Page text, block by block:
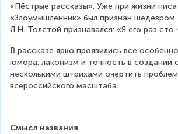
«Пёстрые рассказы». Уже при жизни
«Злоумышленник» был признан
Л.Н. Толстой признавался: «Я его раз сто
В рассказе ярко проявились все
юмора: лаконизм и точность в создании
несколькими штрихами очертить
всероссийского масштаба.
Смысл названия